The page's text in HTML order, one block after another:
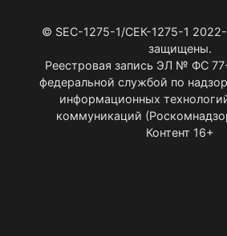
© SEC-1275-1/СЕК-1275-1
защищены.
Реестровая запись ЭЛ № ФС
федеральной службой по
информационных
коммуникаций
Контент 16+